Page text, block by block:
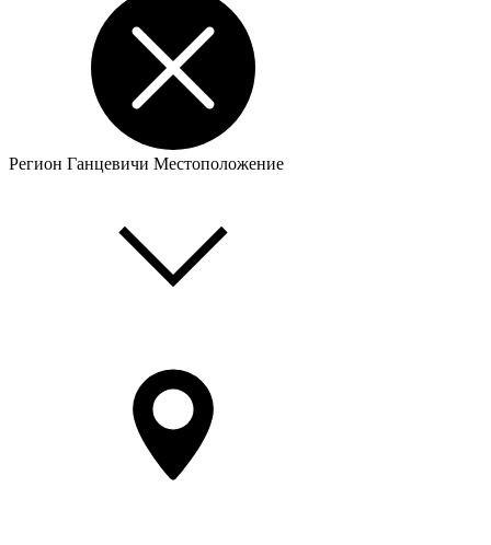
Регион Ганцевичи Местоположение